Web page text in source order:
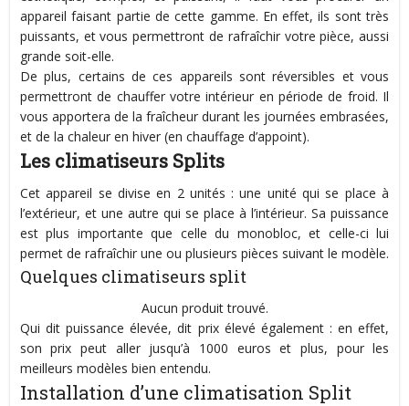
appareil faisant partie de cette gamme. En effet, ils sont très
puissants, et vous permettront de rafraîchir votre pièce, aussi
grande soit-elle.
De plus, certains de ces appareils sont réversibles et vous
permettront de chauffer votre intérieur en période de froid. Il
vous apportera de la fraîcheur durant les journées embrasées,
et de la chaleur en hiver (en chauffage d’appoint).
Les climatiseurs Splits
Cet appareil se divise en 2 unités : une unité qui se place à
l’extérieur, et une autre qui se place à l’intérieur. Sa puissance
est plus importante que celle du monobloc, et celle-ci lui
permet de rafraîchir une ou plusieurs pièces suivant le modèle.
Quelques climatiseurs split
Aucun produit trouvé.
Qui dit puissance élevée, dit prix élevé également : en effet,
son prix peut aller jusqu’à 1000 euros et plus, pour les
meilleurs modèles bien entendu.
Installation d’une climatisation Split